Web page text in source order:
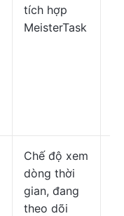
tích hợp
MeisterTask
Chế độ xem
dòng thời
gian, đang
theo dõi